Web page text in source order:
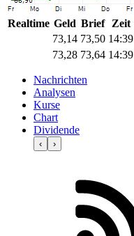
Realtime Geld Brief
Zeit
73,14 73,50 14:39
73,28 73,64 14:39
Nachrichten
Analysen
Kurse
Chart
Dividende
‹ ›